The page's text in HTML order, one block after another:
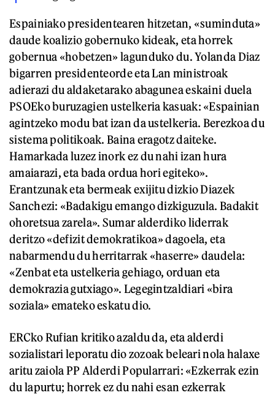
Espainiako presidentearen hitzetan, «suminduta»
daude koalizio gobernuko kideak, eta horrek
gobernua «hobetzen» lagunduko du. Yolanda Diaz
bigarren presidenteorde eta Lan ministroak
adierazi du aldaketarako abagunea eskaini duela
PSOEko buruzagien ustelkeria kasuak: «Espainian
agintzeko modu bat izan da ustelkeria. Berezkoa du
sistema politikoak. Baina eragotz daiteke.
Hamarkada luzez inork ez du nahi izan hura
amaiarazi, eta bada ordua hori egiteko».
Erantzunak eta bermeak exijitu dizkio Diazek
Sanchezi: «Badakigu emango dizkiguzula. Badakit
ohoretsua zarela». Sumar alderdiko liderrak
deritzo «defizit demokratikoa» dagoela, eta
nabarmendu du herritarrak «haserre» daudela:
«Zenbat eta ustelkeria gehiago, orduan eta
demokrazia gutxiago». Legegintzaldiari «bira
soziala» emateko eskatu dio.
ERCko Rufian kritiko azaldu da, eta alderdi
sozialistari leporatu dio zozoak beleari nola halaxe
aritu zaiola PP Alderdi Popularrari: «Ezkerrak ezin
du lapurtu; horrek ez du nahi esan ezkerrak